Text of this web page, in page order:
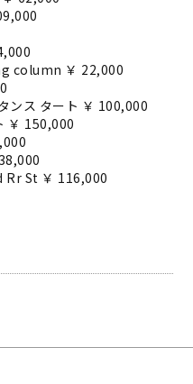
column ￥ 22,000
ンス タート ￥ 100,000
￥ 150,000
St ￥ 116,000